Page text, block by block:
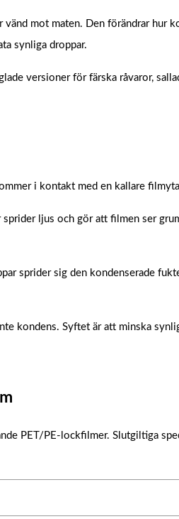
mot maten. Den förändrar hur
synliga droppar.
versioner för färska råvaror,
i kontakt med en kallare
ljus och gör att filmen ser
sprider sig den kondenserade
kondens. Syftet är att minska
PET/PE-lockfilmer. Slutgiltiga